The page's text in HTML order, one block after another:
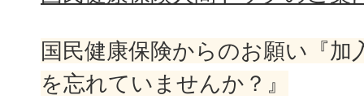
国民健康保険からのお願い『加
を忘れていませんか？』